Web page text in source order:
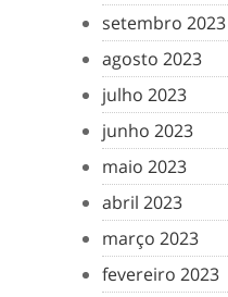
setembro 2023
agosto 2023
julho 2023
junho 2023
maio 2023
abril 2023
março 2023
fevereiro 2023